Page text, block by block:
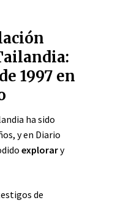
1997 en
ha sido
y en Diario
explorary
de